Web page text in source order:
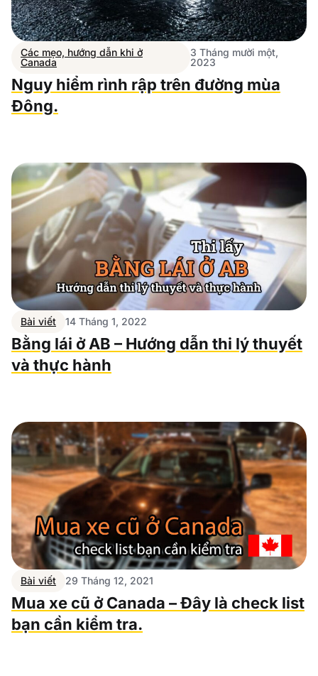
Các mẹo, hướng dẫn khi ở
Canada
3 Tháng mười một,
2023
Nguy hiểm rình rập trên đường mùa
Đông.
Bài viết 14 Tháng 1, 2022
Bằng lái ở AB – Hướng dẫn thi lý thuyết
và thực hành
Bài viết 29 Tháng 12, 2021
Mua xe cũ ở Canada – Đây là check list
bạn cần kiểm tra.